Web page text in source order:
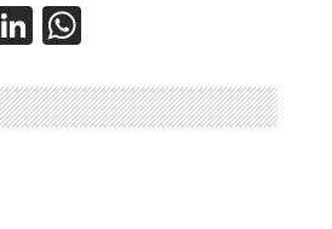
Li
k
e
W
at
s